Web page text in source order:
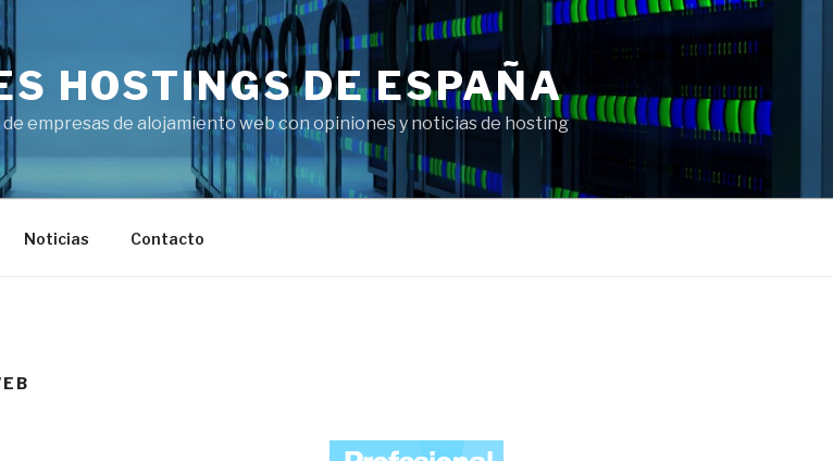
HOSTINGS DE ESPAÑA
empresas de alojamiento web con opiniones y noticias de hosting
Noticias Contacto